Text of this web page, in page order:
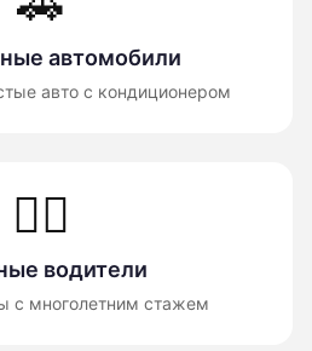
автомобили
авто с кондиционером
👨‍✈️
водители
с многолетним стажем